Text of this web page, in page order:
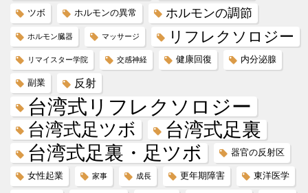
ツボ ホルモンの異常 ホルモンの調節
ホルモン臓器 マッサージ リフレクソロジー
リマイスター学院 交感神経 健康回復 内分泌腺
副業 反射
台湾式リフレクソロジー
台湾式足ツボ
台湾式足裏
台湾式足裏・足ツボ
器官の反射区
女性起業 家事 成長 更年期障害 東洋医学